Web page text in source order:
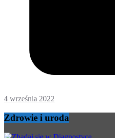
4 września 2022
Zdrowie i uroda